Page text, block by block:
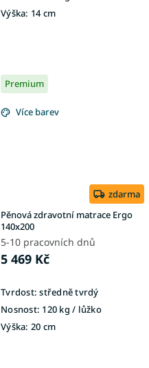
Výška: 14 cm
Premium
Více barev
zdarma
Pěnová zdravotní matrace Ergo
140x200
5-10 pracovních dnů
5 469 Kč
Tvrdost: středně tvrdý
Nosnost: 120 kg / lůžko
Výška: 20 cm